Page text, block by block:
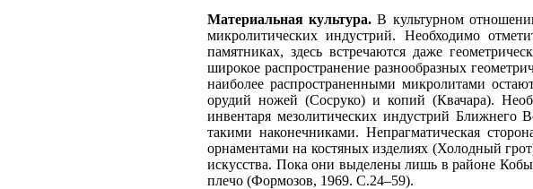
Материальная культура. В культурном
микролитических индустрий. Необходимо
памятниках, здесь встречаются даже
широкое распространение разнообразных
наиболее распространенными микролитами
орудий ножей (Сосруко) и копий (Квачара).
инвентаря мезолитических индустрий Ближнего
такими наконечниками. Непрагматическая
орнаментами на костяных изделиях (Холодный
искусства. Пока они выделены лишь в районе
плечо (Формозов, 1969. С.24–59).